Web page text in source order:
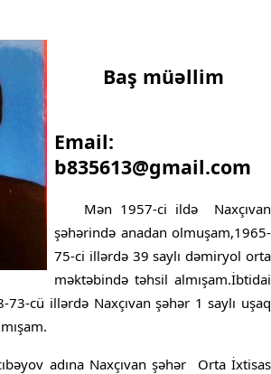
Baş müəllim
Email:
b835613@gmail.com
Mən 1957-ci ildə
Naxçıvan
şəhərində anadan olmuşam,1965-
75-ci illərdə 39 saylı dəmiryol orta
məktəbində təhsil almışam.İbtidai
cü illərdə Naxçıvan şəhər 1 saylı uşaq
adına Naxçıvan şəhər
Orta İxtisas